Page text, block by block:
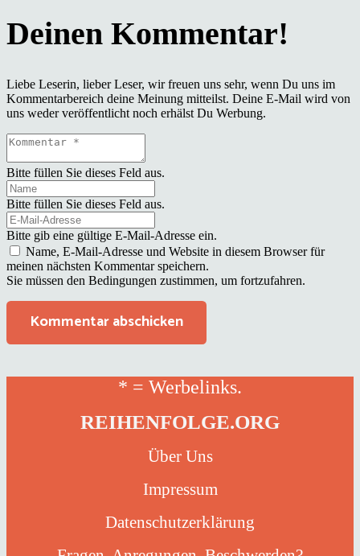
Liebe Leserin, lieber Leser, wir freuen uns sehr, wenn Du uns im
Kommentarbereich deine Meinung mitteilst. Deine E-Mail wird von
uns weder veröffentlicht noch erhälst Du Werbung.
Bitte füllen Sie dieses Feld aus.
Bitte füllen Sie dieses Feld aus.
Bitte gib eine gültige E-Mail-Adresse ein.
Name, E-Mail-Adresse und Website in diesem Browser für
meinen nächsten Kommentar speichern.
Sie müssen den Bedingungen zustimmen, um fortzufahren.
Kommentar abschicken
* = Werbelinks.
REIHENFOLGE.ORG
Über Uns
Impressum
Datenschutzerklärung